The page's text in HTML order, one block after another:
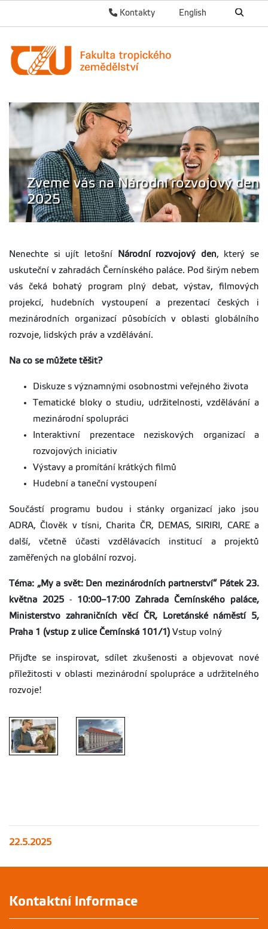
English
Kontakty
Zveme vás na Národní rozvojový den
2025
Nenechte si ujít letošní Národní rozvojový den, který se
uskuteční v zahradách Černínského paláce. Pod širým nebem
vás čeká bohatý program plný debat, výstav, filmových
projekcí, hudebních vystoupení a prezentací českých i
mezinárodních organizací působících v oblasti globálního
rozvoje, lidských práv a vzdělávání.
Na co se můžete těšit?
Diskuze s významnými osobnostmi veřejného života
Tematické bloky o studiu, udržitelnosti, vzdělávání a
mezinárodní spolupráci
Interaktivní prezentace neziskových organizací a
rozvojových iniciativ
Výstavy a promítání krátkých filmů
Hudební a taneční vystoupení
Součástí programu budou i stánky organizací jako jsou
ADRA, Člověk v tísni, Charita ČR, DEMAS, SIRIRI, CARE a
další, včetně účasti vzdělávacích institucí a projektů
zaměřených na globální rozvoj.
Téma: „My a svět: Den mezinárodních partnerství“ Pátek 23.
května 2025 - 10:00–17:00 Zahrada Černínského paláce,
Ministerstvo zahraničních věcí ČR, Loretánské náměstí 5,
Praha 1 (vstup z ulice Černínská 101/1) Vstup volný
Přijďte se inspirovat, sdílet zkušenosti a objevovat nové
příležitosti v oblasti mezinárodní spolupráce a udržitelného
rozvoje!
22.5.2025
Kontaktní informace